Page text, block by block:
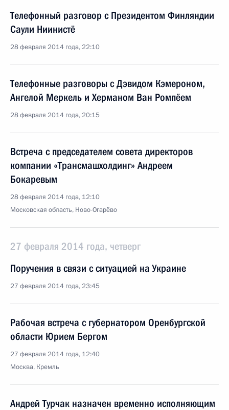
Телефонный разговор с Президентом Финляндии
Саули Ниинистё
28 февраля 2014 года, 22:10
Телефонные разговоры с Дэвидом Кэмероном,
Ангелой Меркель и Херманом Ван Ромпёем
28 февраля 2014 года, 20:15
Встреча с председателем совета директоров
компании «Трансмашхолдинг» Андреем
Бокаревым
28 февраля 2014 года, 12:10
Московская область, Ново-Огарёво
27 февраля 2014 года, четверг
Поручения в связи с ситуацией на Украине
27 февраля 2014 года, 23:45
Рабочая встреча с губернатором Оренбургской
области Юрием Бергом
27 февраля 2014 года, 12:40
Москва, Кремль
Андрей Турчак назначен временно исполняющим